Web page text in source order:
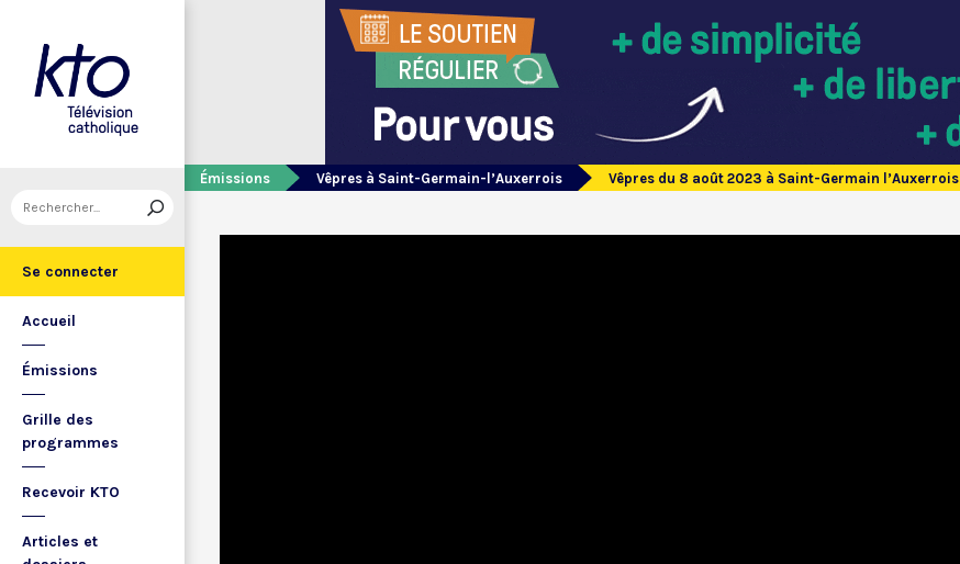
Se connecter
Accueil
Émissions
Grille des
programmes
Recevoir KTO
Articles et
Émissions Vêpres à Saint-Germain-l’Auxerrois Vêpres du 8 août 2023 à Saint-Germain l’Auxerrois